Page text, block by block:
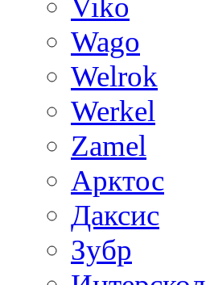
Viko
Wago
Welrok
Werkel
Zamel
Арктос
Даксис
Зубр